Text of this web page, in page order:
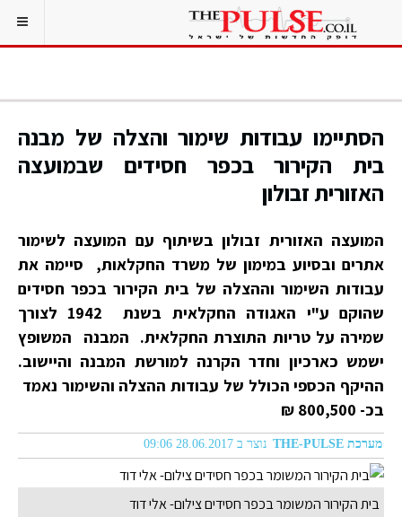
הסתיימו עבודות שימור והצלה של מבנה
בית הקירור בכפר חסידים שבמועצה
האזורית זבולון
המועצה האזורית זבולון בשיתוף עם המועצה לשימור
אתרים ובסיוע במימון של משרד החקלאות, סיימה את
עבודות השימור וההצלה של בית הקירור בכפר חסידים
שהוקם ע"י האגודה החקלאית בשנת 1942 לצורך
שמירה על טריות התוצרת החקלאית. המבנה המשופץ
ישמש כארכיון וחדר הקרנה למורשת המבנה והיישוב.
ההיקף הכספי הכולל של עבודות ההצלה והשימור נאמד
בכ- 800,500 ₪
מערכת THE-PULSE נוצר ב 28.06.2017 09:06
בית הקירור המשומר בכפר חסידים צילום- אלי דוד